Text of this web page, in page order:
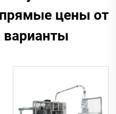
цены от
варианты​